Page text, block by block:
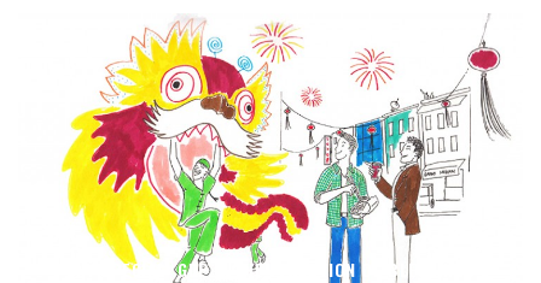
CNY SPECIAL: GDP & THE EVOLUTION OF BLESSINGS